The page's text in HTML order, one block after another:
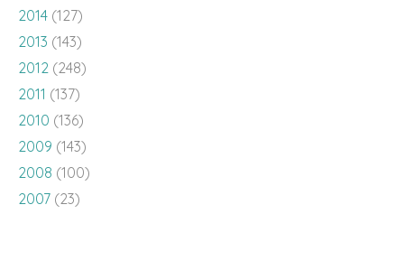
2014 (127)
2013 (143)
2012 (248)
2011 (137)
2010 (136)
2009 (143)
2008 (100)
2007 (23)